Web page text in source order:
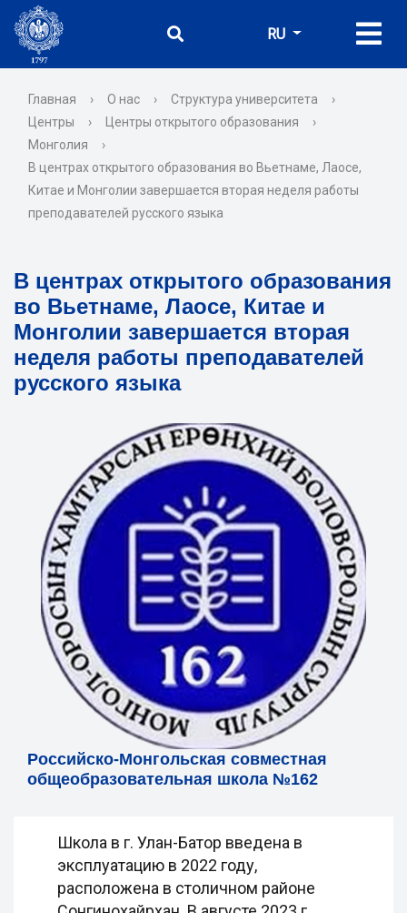
RU
Главная › О нас › Структура университета
›
Центры
› Центры открытого образования
›
Монголия
›
В центрах открытого образования во Вьетнаме, Лаосе,
Китае и Монголии завершается вторая неделя работы
преподавателей русского языка
В центрах открытого образования
во Вьетнаме, Лаосе, Китае и
Монголии завершается вторая
неделя работы преподавателей
русского языка
Российско-Монгольская совместная
общеобразовательная школа №162
Школа в г. Улан-Батор введена в
эксплуатацию в 2022 году,
расположена в столичном районе